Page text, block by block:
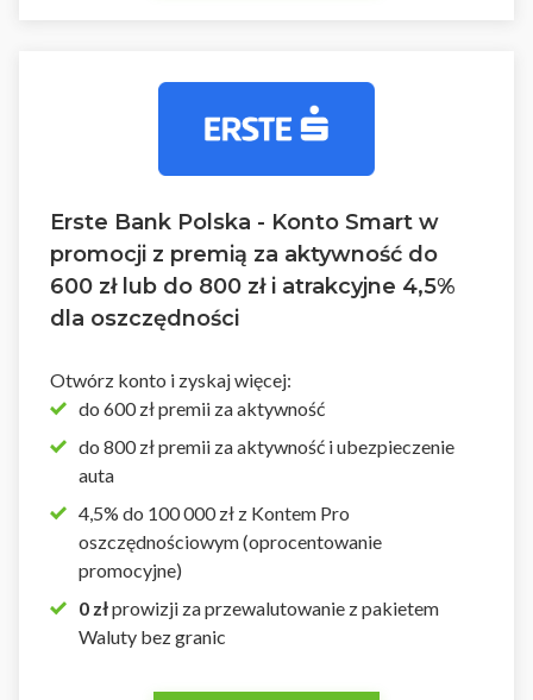
Erste Bank Polska - Konto Smart w
promocji z premią za aktywność do
600 zł lub do 800 zł i atrakcyjne 4,5%
dla oszczędności
Otwórz konto i zyskaj więcej:
do 600 zł premii za aktywność
do 800 zł premii za aktywność i ubezpieczenie
auta
4,5% do 100 000 zł z Kontem Pro
oszczędnościowym (oprocentowanie
promocyjne)
0 złprowizji za przewalutowanie z pakietem
Waluty bez granic